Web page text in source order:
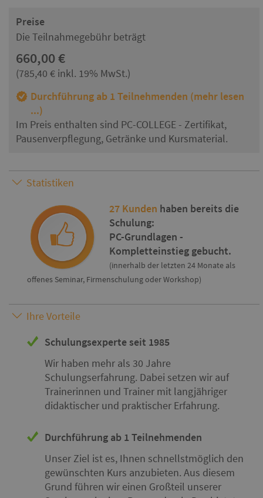
Preise
Die Teilnahmegebühr beträgt
660,00 €
(785,40 € inkl. 19% MwSt.)
Durchführung ab 1 Teilnehmenden (mehr lesen
...)
Im Preis enthalten sind PC-COLLEGE - Zertifikat,
Pausenverpflegung, Getränke und Kursmaterial.
Statistiken
27 Kunden haben bereits die
Schulung:
PC-Grundlagen -
Kompletteinstieg gebucht.
(innerhalb der letzten 24 Monate als
offenes Seminar, Firmenschulung oder Workshop)
Ihre Vorteile
Schulungsexperte seit 1985
Wir haben mehr als 30 Jahre
Schulungserfahrung. Dabei setzen wir auf
Trainerinnen und Trainer mit langjähriger
didaktischer und praktischer Erfahrung.
Durchführung ab 1 Teilnehmenden
Unser Ziel ist es, Ihnen schnellstmöglich den
gewünschten Kurs anzubieten. Aus diesem
Grund führen wir einen Großteil unserer